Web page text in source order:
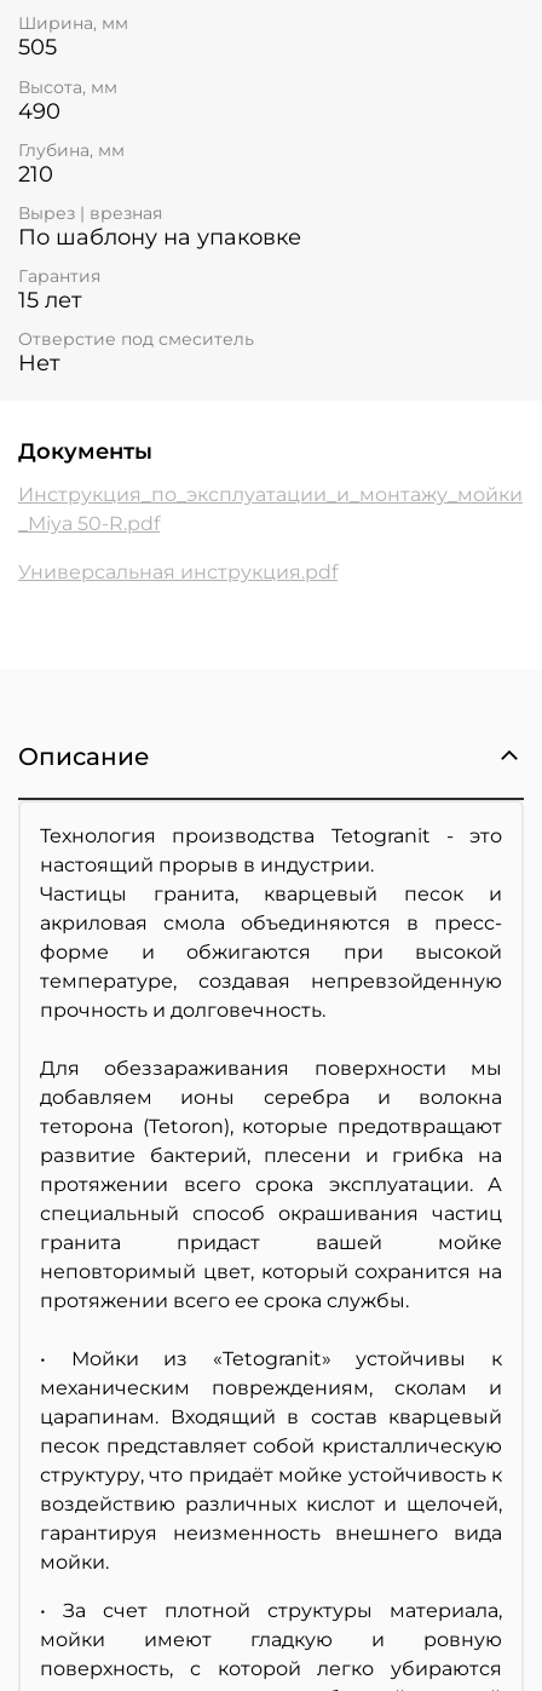
Ширина, мм
505
Высота, мм
490
Глубина, мм
210
Вырез | врезная
По шаблону на упаковке
Гарантия
15 лет
Отверстие под смеситель
Нет
Документы
Инструкция_по_эксплуатации_и_монтажу_мойки
_Miya 50-R.pdf
Универсальная инструкция.pdf
Описание
Технология производства Tetogranit - это
настоящий прорыв в индустрии.
Частицы гранита, кварцевый песок и
акриловая смола объединяются в пресс-
форме и обжигаются при высокой
температуре, создавая непревзойденную
прочность и долговечность.
Для обеззараживания поверхности мы
добавляем ионы серебра и волокна
теторона (Tetoron), которые предотвращают
развитие бактерий, плесени и грибка на
протяжении всего срока эксплуатации. А
специальный способ окрашивания частиц
гранита придаст вашей мойке
неповторимый цвет, который сохранится на
протяжении всего ее срока службы.
• Мойки из «Tetogranit» устойчивы к
механическим повреждениям, сколам и
царапинам. Входящий в состав кварцевый
песок представляет собой кристаллическую
структуру, что придаёт мойке устойчивость к
воздействию различных кислот и щелочей,
гарантируя неизменность внешнего вида
мойки.
• За счет плотной структуры материала,
мойки имеют гладкую и ровную
поверхность, с которой легко убираются